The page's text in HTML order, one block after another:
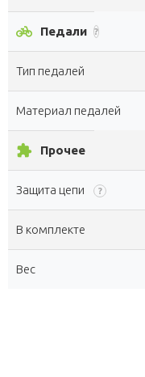
pedal_bike Педали ?
Тип педалей
Материал педалей
extension Прочее
Защита цепи ?
В комплекте
Вес